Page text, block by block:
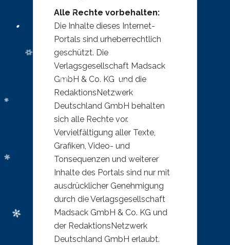
Alle Rechte vorbehalten:
Die Inhalte dieses Internet-
Portals sind urheberrechtlich
geschützt. Die
Verlagsgesellschaft Madsack
GmbH & Co. KG und die
RedaktionsNetzwerk
Deutschland GmbH behalten
sich alle Rechte vor.
Vervielfältigung aller Texte,
Grafiken, Video- und
Tonsequenzen und weiterer
Inhalte des Portals sind nur mit
ausdrücklicher Genehmigung
durch die Verlagsgesellschaft
Madsack GmbH & Co. KG und
der RedaktionsNetzwerk
Deutschland GmbH erlaubt.